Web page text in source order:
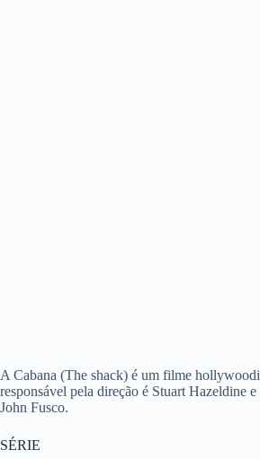
A Cabana (The shack) é um filme
responsável pela direção é Stuart Hazeldine
John Fusco.
SÉRIE